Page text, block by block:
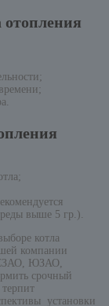
отопления
выше 5 гр.).
котла
компании
СЗАО, ЮЗАО,
срочный
установки